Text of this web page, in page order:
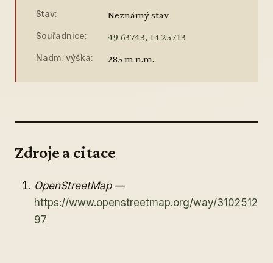
Stav: Neznámý stav
Souřadnice: 49.63743, 14.25713
Nadm. výška: 285 m n.m.
Zdroje a citace
OpenStreetMap—
https://www.openstreetmap.org/way/3102512
97